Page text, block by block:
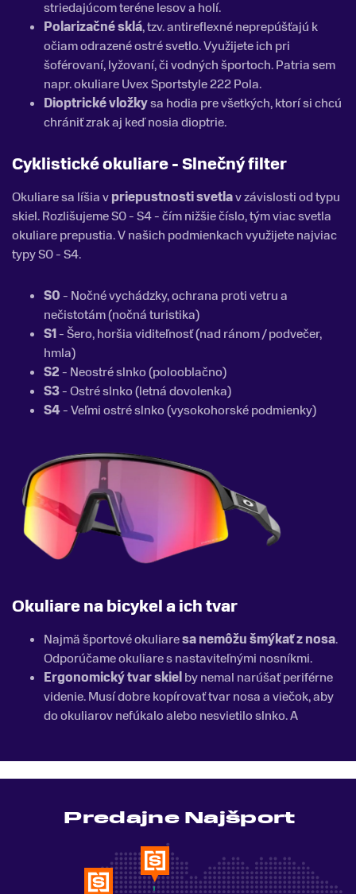
striedajúcom teréne lesov a holí.
Polarizačné sklá, tzv. antireflexné neprepúšťajú k
očiam odrazené ostré svetlo. Využijete ich pri
šoférovaní, lyžovaní, či vodných športoch. Patria sem
napr. okuliare Uvex Sportstyle 222 Pola.
Dioptrické vložkysa hodia pre všetkých, ktorí si chcú
chrániť zrak aj keď nosia dioptrie.
Cyklistické okuliare - Slnečný filter
Okuliare sa líšia vpriepustnosti svetlav závislosti od typu
skiel. Rozlišujeme S0 - S4 - čím nižšie číslo, tým viac svetla
okuliare prepustia. V našich podmienkach využijete najviac
typy S0 - S4.
S0- Nočné vychádzky, ochrana proti vetru a
nečistotám (nočná turistika)
S1- Šero, horšia viditeľnosť (nad ránom / podvečer,
hmla)
S2- Neostré slnko (polooblačno)
S3- Ostré slnko (letná dovolenka)
S4- Veľmi ostré slnko (vysokohorské podmienky)
Okuliare na bicykel a ich tvar
Najmä športové okuliaresa nemôžu šmýkať z nosa.
Odporúčame okuliare s nastaviteľnými nosníkmi.
Ergonomický tvar skielby nemal narúšať periférne
videnie. Musí dobre kopírovať tvar nosa a viečok, aby
do okuliarov nefúkalo alebo nesvietilo slnko. A
Predajne Najšport